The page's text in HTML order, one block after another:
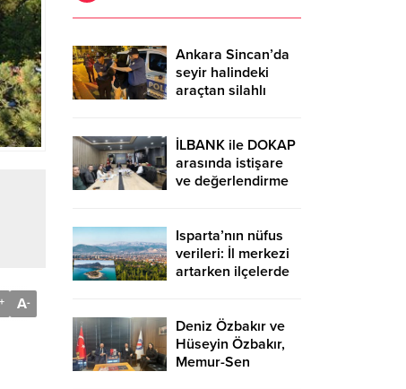
+ A-
Ankara Sincan’da
seyir halindeki
araçtan silahlı
İLBANK ile DOKAP
arasında istişare
ve değerlendirme
Birlik Haber Ajansı
Isparta’nın nüfus
verileri: İl merkezi
artarken ilçelerde
Deniz Özbakır ve
Hüseyin Özbakır,
Memur-Sen